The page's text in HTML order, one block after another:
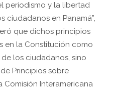
periodismo y la libertad
ciudadanos en Panamá”,
que dichos principios
en la Constitución como
los ciudadanos, sino
Principios sobre
Comisión Interamericana